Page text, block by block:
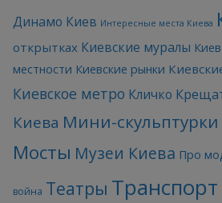
Динамо Киев Интересные места Киева
открытках Киевские муралы
местности Киевские рынки
Киевское метро Кличко
Киева Мини-
Мосты Музеи Киева Про
война Театры